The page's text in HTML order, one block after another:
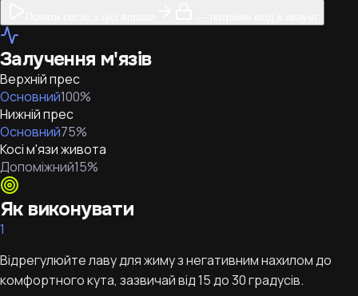
Залучення м'язів
Верхній прес
Основний100%
Нижній прес
Основний75%
Косі м'язи живота
Допоміжний15%
Як виконувати
1
Відрегулюйте лаву для жиму з негативним нахилом до
комфортного кута, зазвичай від 15 до 30 градусів.